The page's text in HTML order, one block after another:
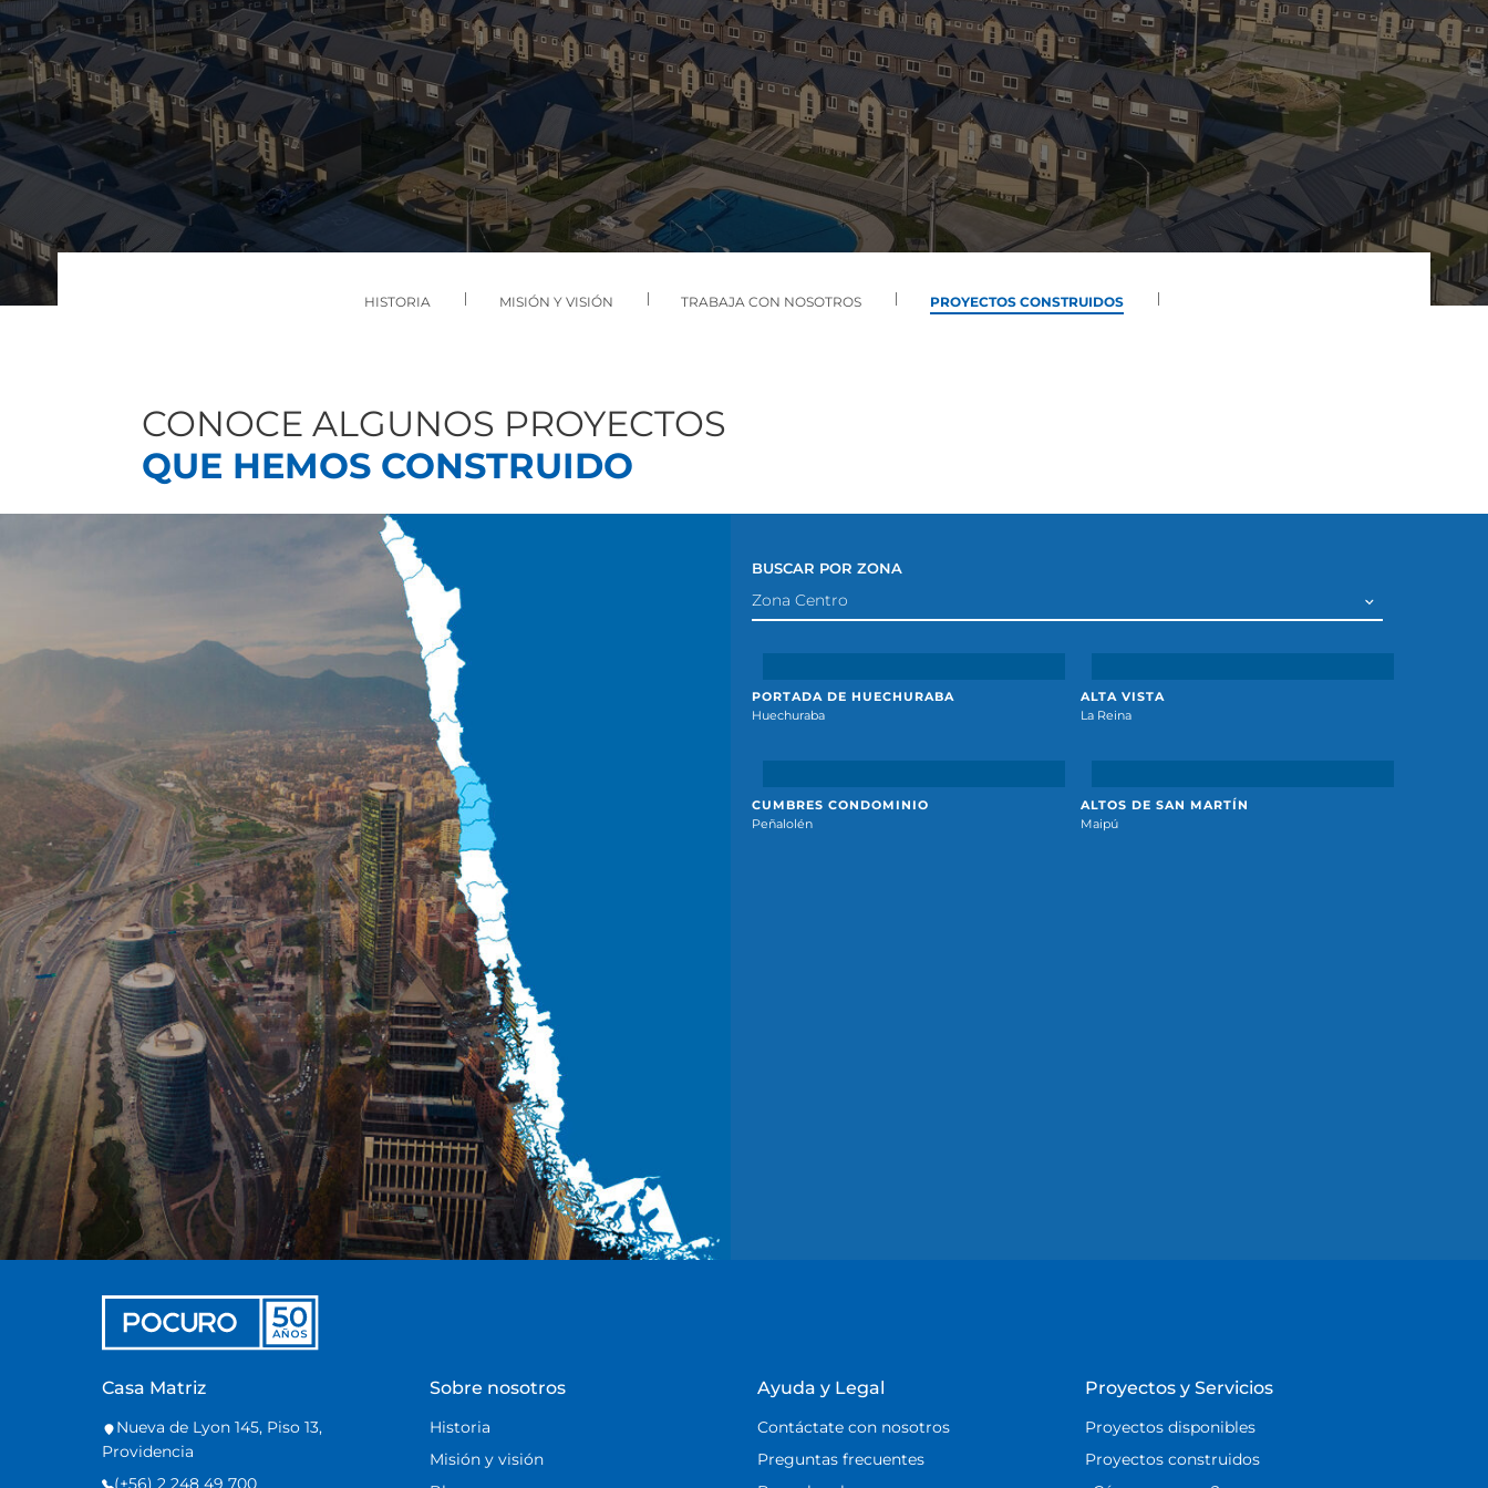
HISTORIA MISIÓN Y VISIÓN TRABAJA CON NOSOTROS PROYECTOS CONSTRUIDOS
CONOCE ALGUNOS PROYECTOS
QUE HEMOS CONSTRUIDO
BUSCAR POR ZONA
PORTADA DE HUECHURABA
Huechuraba
ALTA VISTA
La Reina
CUMBRES CONDOMINIO
Peñalolén
ALTOS DE SAN MARTÍN
Maipú
Casa Matriz
Nueva de Lyon 145, Piso 13,
Providencia
(+56) 2 248 49 700
Sobre nosotros
Historia
Misión y visión
Ayuda y Legal
Contáctate con nosotros
Preguntas frecuentes
Proyectos y Servicios
Proyectos disponibles
Proyectos construidos